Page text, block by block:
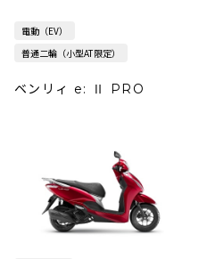
電動（EV）
普通二輪（小型AT限定）
ベンリィ e: Ⅱ PRO